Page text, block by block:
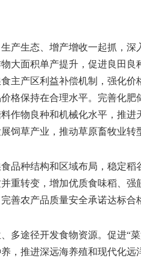
产生态、增产增收一起抓，深
大面积单产提升，促进良田良
主产区利益补偿机制，强化价
格保持在合理水平。完善化肥
作物良种和机械化水平，推进
饲草产业，推动草原畜牧业转
品种结构和区域布局，稳定稻
重转变，增加优质食味稻、强
善农产品质量安全承诺达标合
多途径开发食物资源。促进“
，推进深远海养殖和现代化远